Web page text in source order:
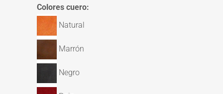
Colores cuero:
Natural
Marrón
Negro